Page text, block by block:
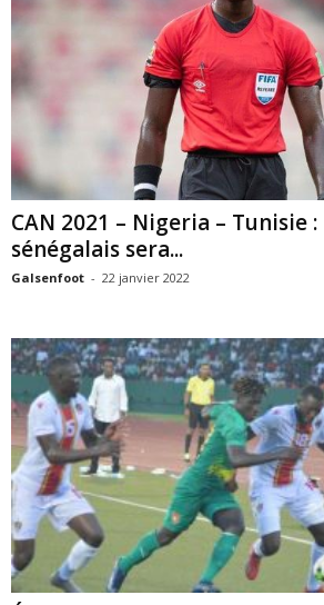
CAN 2021 – Nigeria – Tunisie
sénégalais sera...
Galsenfoot - 22 janvier 2022